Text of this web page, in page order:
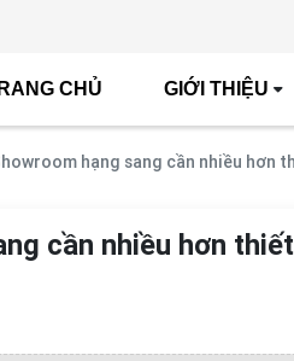
CHỦ GIỚI THIỆU
hạng sang cần nhiều hơn
cần nhiều hơn